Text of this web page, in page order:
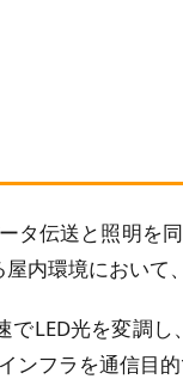
タ伝送と照明
内環境におい
LED光を変調
ンフラを通信目